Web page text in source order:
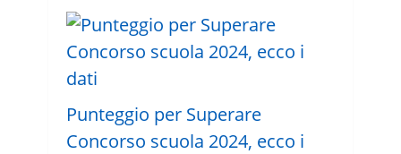
Punteggio per Superare
Concorso scuola 2024, ecco i